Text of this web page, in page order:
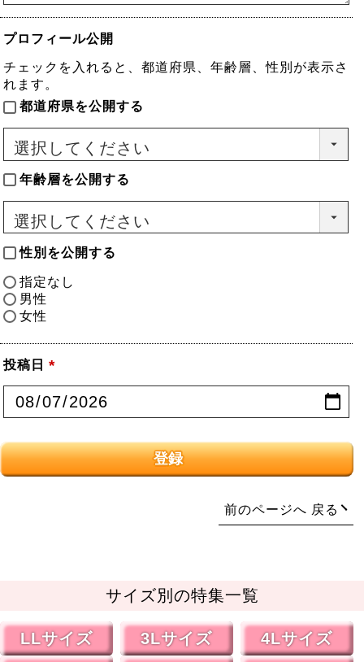
プロフィール公開
チェックを入れると、都道府県、年齢層、性別が表示さ
れます。
都道府県を公開する
年齢層を公開する
性別を公開する
指定なし
男性
女性
投稿日
(必
須)
登録
戻る
サイズ別の特集一覧
LLサイズ 3Lサイズ 4Lサイズ